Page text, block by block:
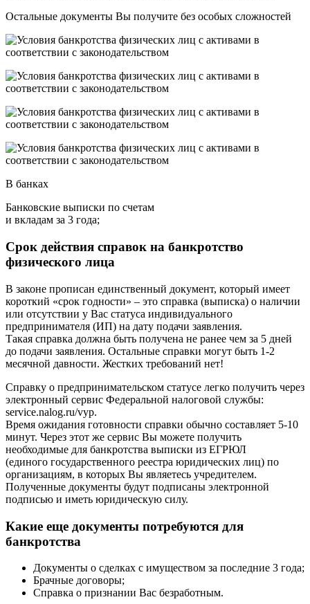
Остальные документы Вы получите без особых сложностей
В банках
Банковские выписки по счетам
и вкладам за 3 года;
Срок действия справок на банкротство
физического лица
В законе прописан единственный документ, который имеет
короткий «срок годности» – это справка (выписка) о наличии
или отсутствии у Вас статуса индивидуального
предпринимателя (ИП) на дату подачи заявления.
Такая справка должна быть получена не ранее чем за 5 дней
до подачи заявления. Остальные справки могут быть 1-2
месячной давности. Жестких требований нет!
Справку о предпринимательском статусе легко получить через
электронный сервис Федеральной налоговой службы:
service.nalog.ru/vyp.
Время ожидания готовности справки обычно составляет 5-10
минут. Через этот же сервис Вы можете получить
необходимые для банкротства выписки из ЕГРЮЛ
(единого государственного реестра юридических лиц) по
организациям, в которых Вы являетесь учредителем.
Полученные документы будут подписаны электронной
подписью и иметь юридическую силу.
Какие еще документы потребуются для
банкротства
Документы о сделках с имуществом за последние 3 года;
Брачные договоры;
Справка о признании Вас безработным.